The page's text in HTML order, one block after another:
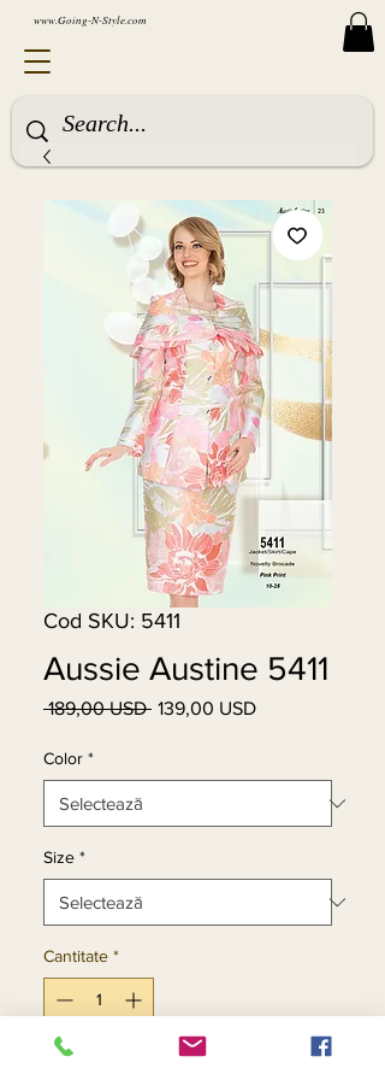
www.Going-N-Style.com
Cod SKU: 5411
Aussie Austine 5411
189,00 USD Preț
139,00 USDPreț
Color *
Size *
Cantitate *